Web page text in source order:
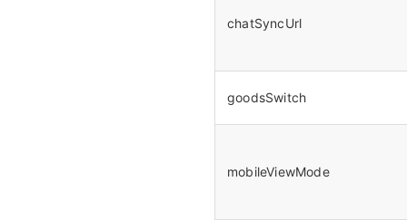
chatSyncUrl
goodsSwitch
mobileViewMode